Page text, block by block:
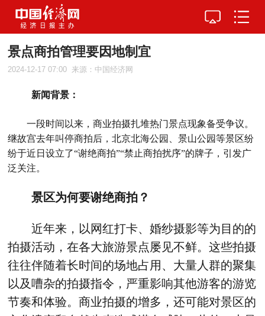
景点商拍管理要因地制宜
2024-12-17 07:00 来源：中国经济网
新闻背景：
一段时间以来，商业拍摄扎堆热门景点现象备受争议。
继故宫去年叫停商拍后，北京北海公园、景山公园等景区纷
纷于近日设立了“谢绝商拍”“禁止商拍扰序”的牌子，引发广
泛关注。
景区为何要谢绝商拍？
近年来，以网红打卡、婚纱摄影等为目的的
拍摄活动，在各大旅游景点屡见不鲜。这些拍摄
往往伴随着长时间的场地占用、大量人群的聚集
以及嘈杂的拍摄指令，严重影响其他游客的游览
节奏和体验。商业拍摄的增多，还可能对景区的